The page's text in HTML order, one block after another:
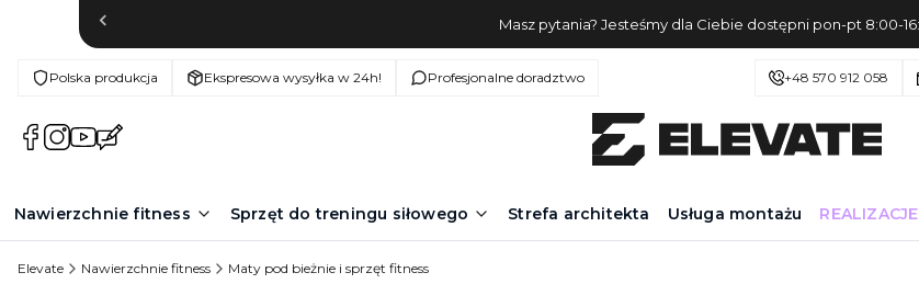
Masz pytania? Jesteśmy dla Ciebie dostępni pon-pt 8:00-
Polska produkcja Ekspresowa wysyłka w 24h! Profesjonalne doradztwo +48 570 912 058
(Otwiera
się
karcie)
(Otwiera
się
karcie)
(Otwiera
się
karcie)
(Otwiera
karcie)
Nawierzchnie fitness Sprzęt do treningu siłowego Strefa architekta Usługa montażu REALIZACJE
Elevate Nawierzchnie fitness Maty pod bieżnie i sprzęt fitness